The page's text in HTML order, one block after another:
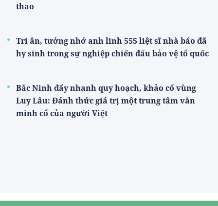
thao
Tri ân, tưởng nhớ anh linh 555 liệt sĩ nhà báo đã
hy sinh trong sự nghiệp chiến đấu bảo vệ tổ quốc
Bắc Ninh đẩy nhanh quy hoạch, khảo cổ vùng
Luy Lâu: Đánh thức giá trị một trung tâm văn
minh cổ của người Việt